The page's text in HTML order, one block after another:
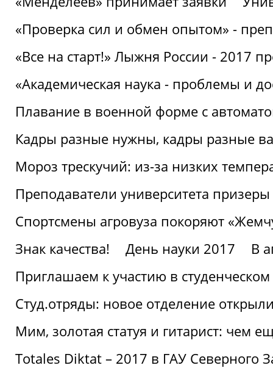
«Проверка сил и обмен опытом» -
«Все на старт!» Лыжня России - 2017
«Академическая наука - проблемы и
Плавание в военной форме с
Кадры разные нужны, кадры разные
Мороз трескучий: из-за низких
Преподаватели университета
Спортсмены агровуза покоряют
Знак качества!
День науки 2017
В
Приглашаем к участию в
Студ.отряды: новое отделение
Мим, золотая статуя и гитарист: чем
Totales Diktat – 2017 в ГАУ Северного